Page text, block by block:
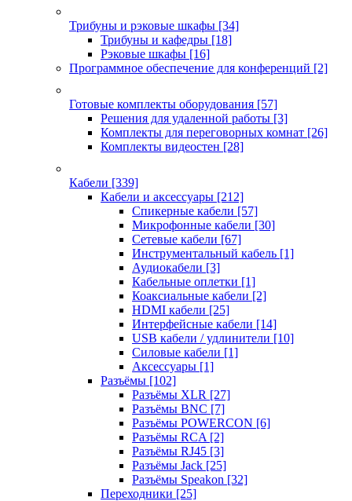
Трибуны и рэковые шкафы [34]
Трибуны и кафедры [18]
Рэковые шкафы [16]
Программное обеспечение для конференций [2]
Готовые комплекты оборудования [57]
Решения для удаленной работы [3]
Комплекты для переговорных комнат [26]
Комплекты видеостен [28]
Кабели [339]
Кабели и аксессуары [212]
Спикерные кабели [57]
Микрофонные кабели [30]
Сетевые кабели [67]
Инструментальный кабель [1]
Аудиокабели [3]
Кабельные оплетки [1]
Коаксиальные кабели [2]
HDMI кабели [25]
Интерфейсные кабели [14]
USB кабели / удлинители [10]
Силовые кабели [1]
Аксессуары [1]
Разъёмы [102]
Разъёмы XLR [27]
Разъёмы BNC [7]
Разъёмы POWERCON [6]
Разъёмы RCA [2]
Разъёмы RJ45 [3]
Разъёмы Jack [25]
Разъёмы Speakon [32]
Переходники [25]